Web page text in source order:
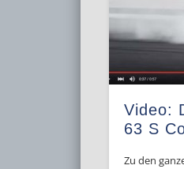
Video:
63 S
Zu den